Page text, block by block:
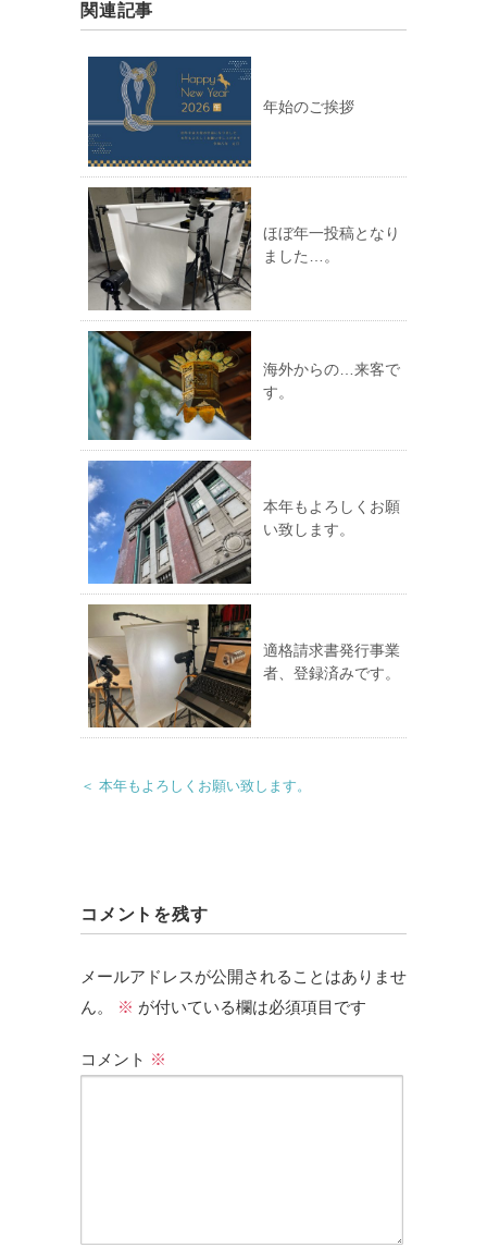
関連記事
年始のご挨拶
ほぼ年一投稿となり
ました…。
海外からの…来客で
す。
本年もよろしくお願
い致します。
適格請求書発行事業
者、登録済みです。
＜ 本年もよろしくお願い致します。
コメントを残す
メールアドレスが公開されることはありませ
ん。
※ が付いている欄は必須項目です
コメント ※